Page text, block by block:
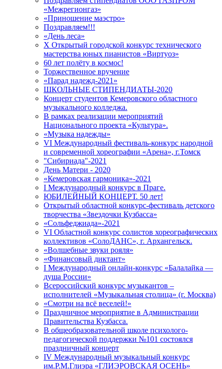
«Межрегионгаз»
«Приношение маэстро»
Поздравляем!!!
«День леса»
X Открытый городской конкурс технического
мастерства юных пианистов «Виртуоз»
60 лет полёту в космос!
Торжественное вручение
«Парад надежд-2021»
ШКОЛЬНЫЕ СТИПЕНДИАТЫ-2020
Концерт студентов Кемеровского областного
музыкального колледжа.
В рамках реализации мероприятий
Национального проекта «Культура».
«Музыка надежды»
VI Международный фестиваль-конкурс народной
и современной хореографии «Арена», г.Томск
"Сибириада"-2021
День Матери - 2020
«Кемеровская гармоника»-2021
I Международный конкурс в Праге.
ЮБИЛЕЙНЫЙ КОНЦЕРТ. 50 лет!
Открытый областной конкурс-фестиваль детского
творчества «Звездочки Кузбасса»
«Сольфеджиада»-2021
VI Областной конкурс солистов хореографических
коллективов «СолоДАНС», г. Архангельск.
«Волшебные звуки рояля»
«Финансовый диктант»
I Международный онлайн-конкурс «Балалайка —
душа России»
Всероссийский конкурс музыкантов –
исполнителей «Музыкальная столица» (г. Москва)
«Смотри на всё веселей!»
Праздничное мероприятие в Администрации
Правительства Кузбасса.
В общеобразовательной школе психолого-
педагогической поддержки №101 состоялся
праздничный концерт
IV Международный музыкальный конкурс
им.Р.М.Глиэра «ГЛИЭРОВСКАЯ ОСЕНЬ»